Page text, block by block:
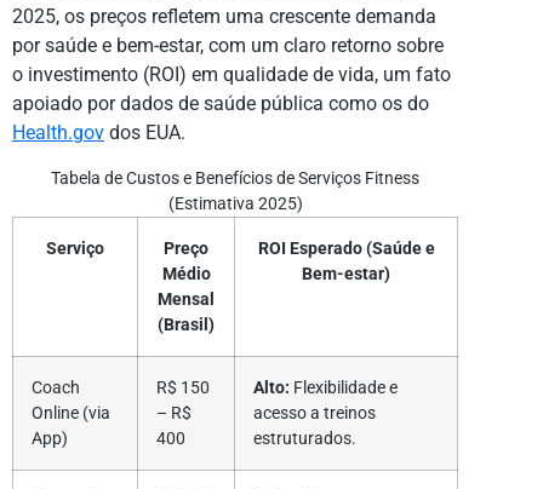
2025, os preços refletem uma crescente demanda
por saúde e bem-estar, com um claro retorno sobre
o investimento (ROI) em qualidade de vida, um fato
apoiado por dados de saúde pública como os do
Health.gov dos EUA.
Tabela de Custos e Benefícios de Serviços Fitness
(Estimativa 2025)
Serviço
Preço
Médio
Mensal
(Brasil)
ROI Esperado (Saúde e
Bem-estar)
Coach
Online (via
App)
R$ 150
– R$
400
Alto: Flexibilidade e
acesso a treinos
estruturados.